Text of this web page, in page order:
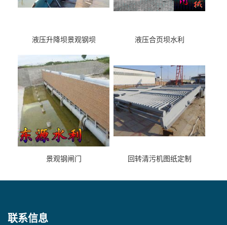
液压升降坝景观钢坝 液压合页坝水利
景观钢闸门 回转清污机图纸定制
联系信息